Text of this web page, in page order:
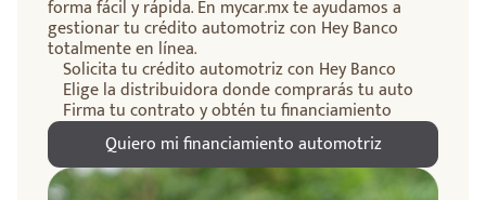
forma fácil y rápida. En mycar.mx te ayudamos a
gestionar tu crédito automotriz con Hey Banco
totalmente en línea.
Solicita tu crédito automotriz con Hey Banco
Elige la distribuidora donde comprarás tu auto
Firma tu contrato y obtén tu financiamiento
Quiero mi financiamiento automotriz